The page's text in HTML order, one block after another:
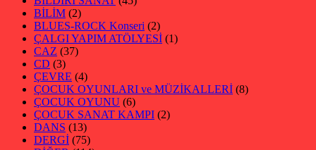
BİLİM (2)
BLUES-ROCK Konseri (2)
ÇALGI YAPIM ATÖLYESİ (1)
CAZ (37)
CD (3)
ÇEVRE (4)
ÇOCUK OYUNLARI ve MÜZİKALLERİ (8)
ÇOCUK OYUNU (6)
ÇOCUK SANAT KAMPI (2)
DANS (13)
DERGİ (75)